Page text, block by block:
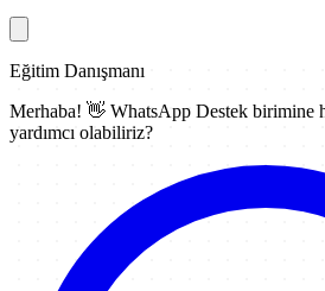
Eğitim Danışmanı
Merhaba! 👋 WhatsApp Destek birimine
yardımcı olabiliriz?